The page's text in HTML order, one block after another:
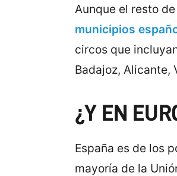
Aunque el resto
municipios
circos que
Badajoz, Alicante,
¿Y EN
España es de los
mayoría de la